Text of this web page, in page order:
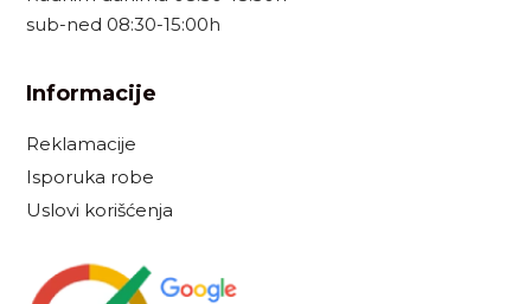
sub-ned 08:30-15:00h
Informacije
Reklamacije
Isporuka robe
Uslovi korišćenja